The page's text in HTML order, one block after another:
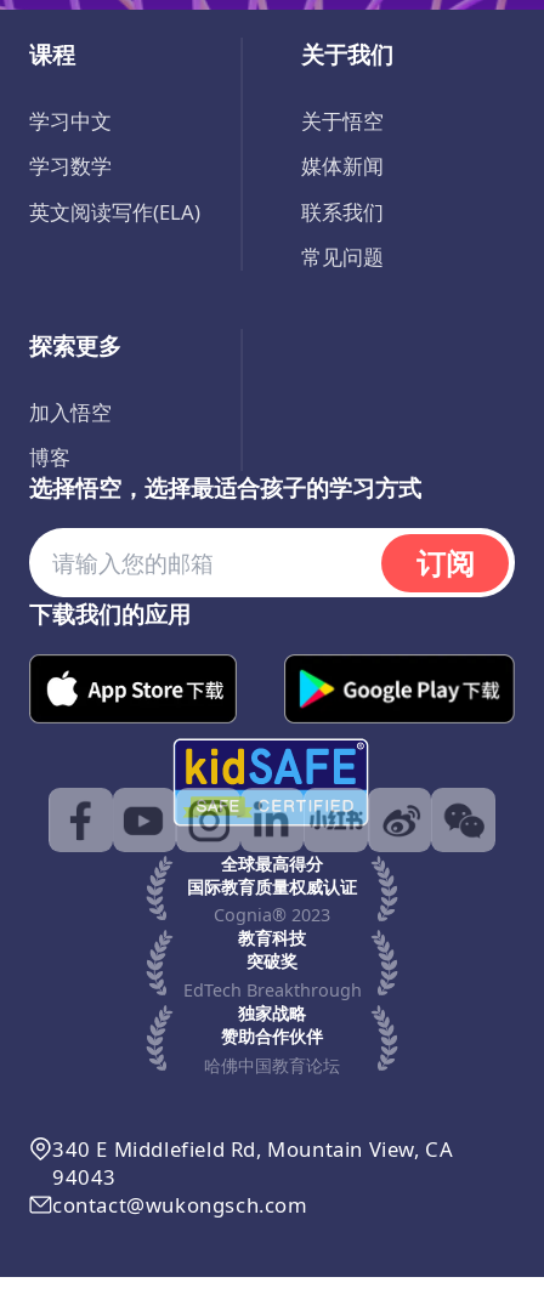
课程
学习中文
学习数学
英文阅读写作(ELA)
关于我们
关于悟空
媒体新闻
联系我们
常见问题
探索更多
加入悟空
博客
选择悟空，选择最适合孩子的学习方式
订阅
下载我们的应用
全球最高得分
国际教育质量权威认证
Cognia® 2023
教育科技
突破奖
EdTech Breakthrough
独家战略
赞助合作伙伴
哈佛中国教育论坛
340 E Middlefield Rd, Mountain View, CA
94043
contact@wukongsch.com